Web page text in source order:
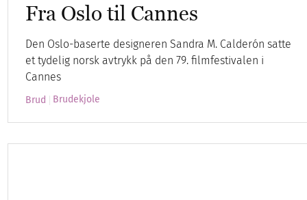
Fra Oslo til Cannes
Den Oslo-baserte designeren Sandra M. Calderón satte
et tydelig norsk avtrykk på den 79. filmfestivalen i
Cannes
Brud Brudekjole